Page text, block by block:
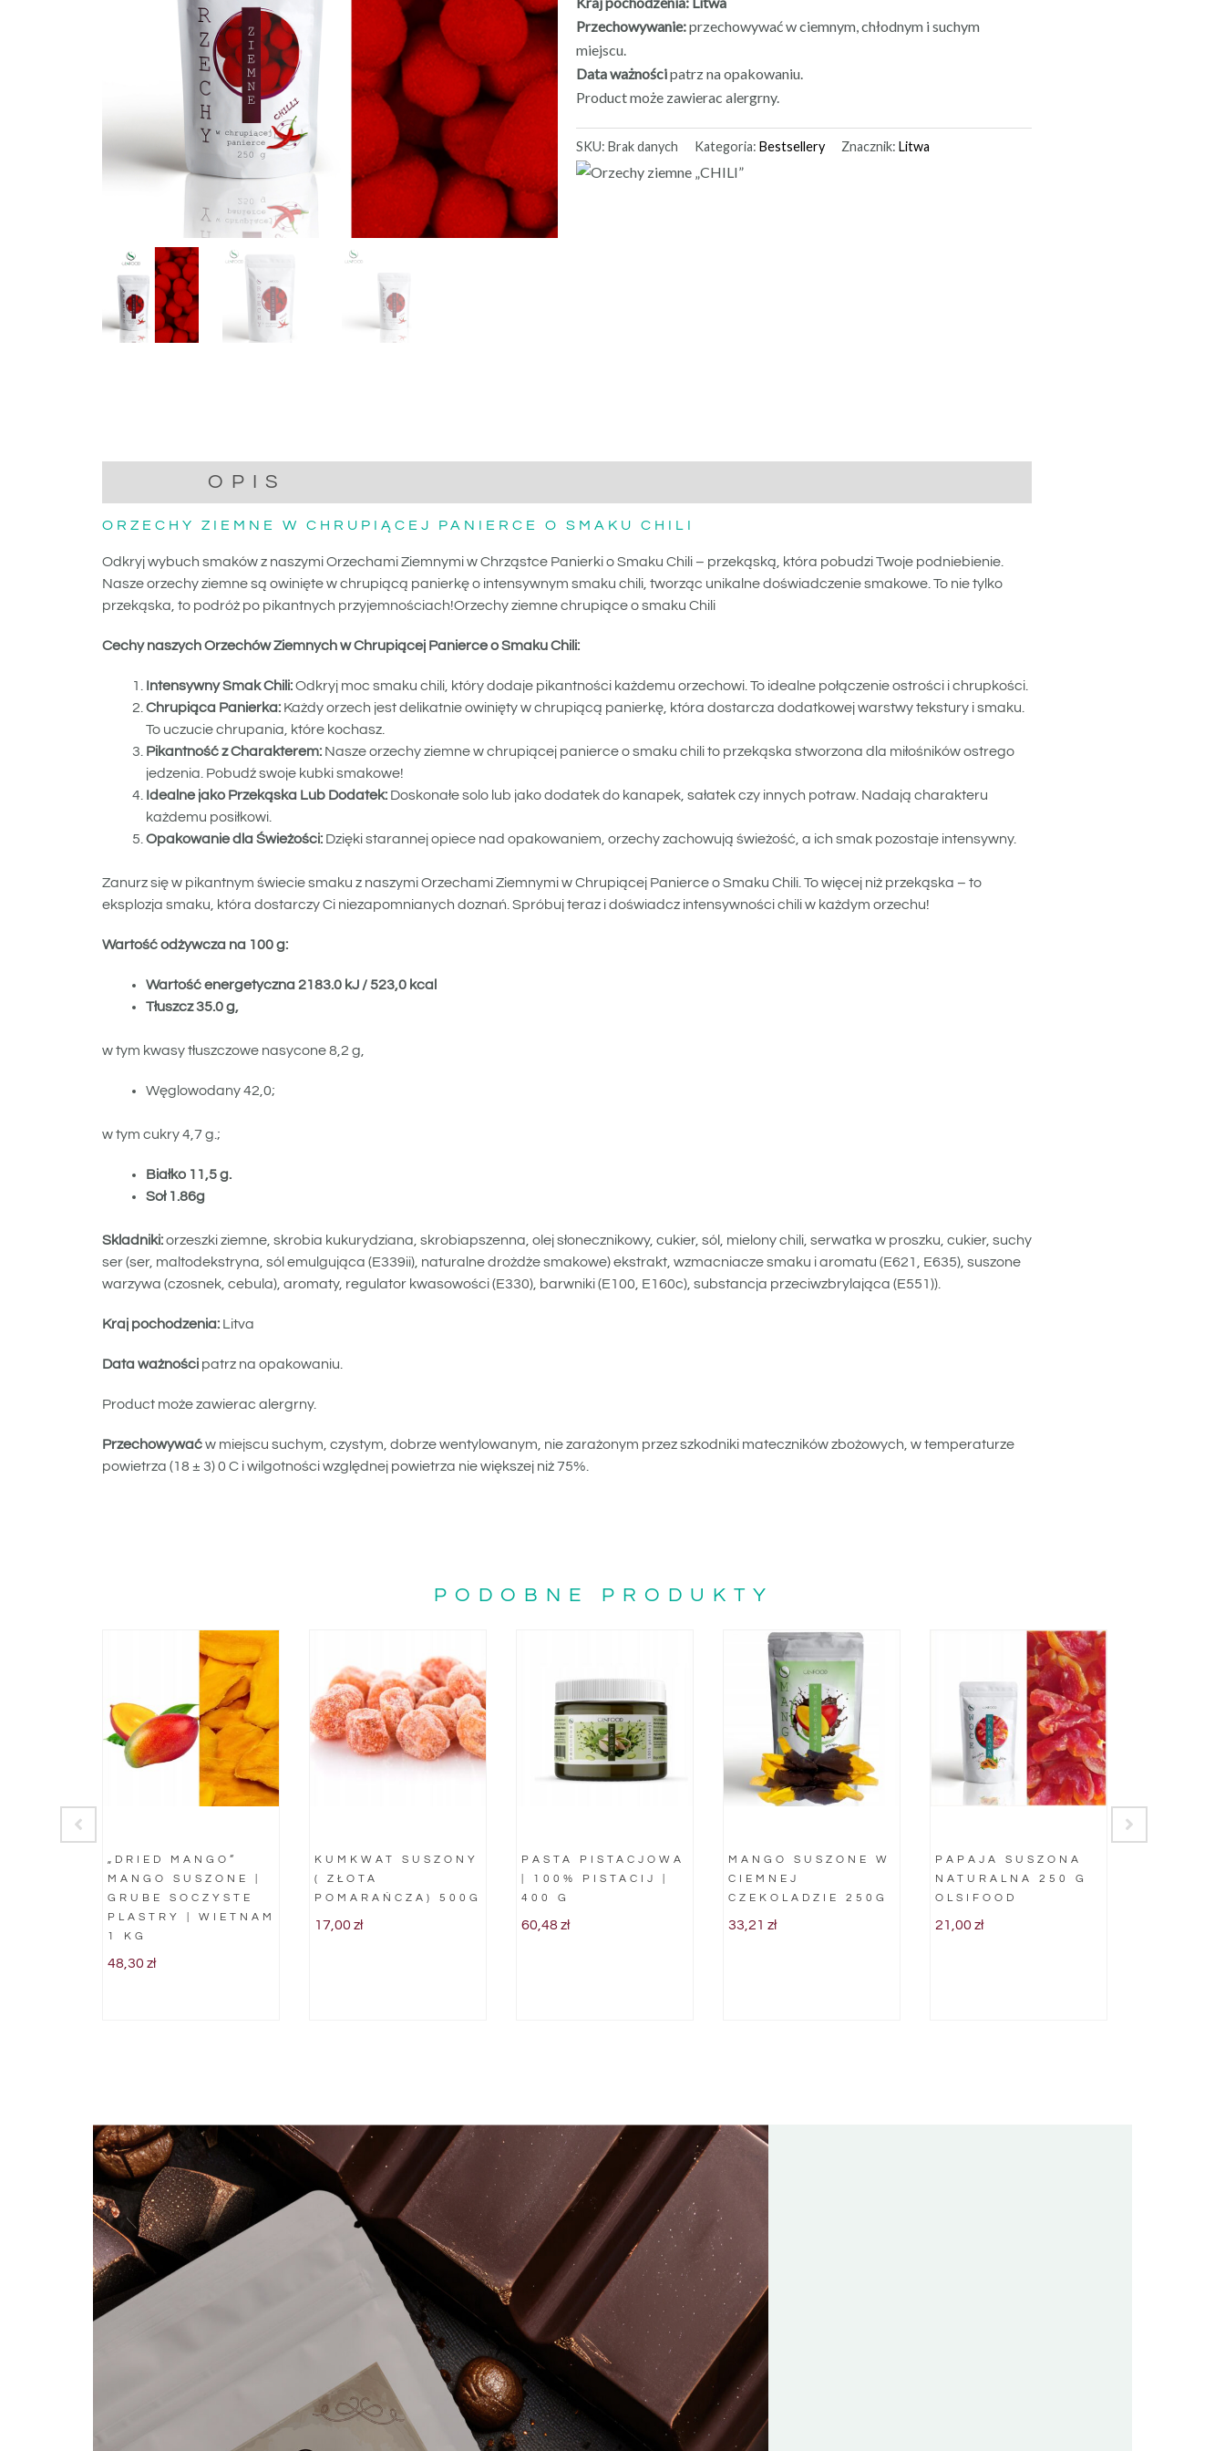
Przechowywanie:przechowywać w ciemnym, chłodnym i suchym
miejscu.
Data ważnościpatrz na opakowaniu.
Product może zawierac alergrny.
SKU: Brak danych Kategoria: Bestsellery Znacznik: Litwa
OPIS
ORZECHY ZIEMNE W CHRUPIĄCEJ PANIERCE O SMAKU CHILI
Odkryj wybuch smaków z naszymi Orzechami Ziemnymi w Chrząstce Panierki o Smaku Chili – przekąską, która pobudzi Twoje podniebienie.
Nasze orzechy ziemne są owinięte w chrupiącą panierkę o intensywnym smaku chili, tworząc unikalne doświadczenie smakowe. To nie tylko
przekąska, to podróż po pikantnych przyjemnościach!Orzechy ziemne chrupiące o smaku Chili
Cechy naszych Orzechów Ziemnych w Chrupiącej Panierce o Smaku Chili:
Intensywny Smak Chili:Odkryj moc smaku chili, który dodaje pikantności każdemu orzechowi. To idealne połączenie ostrości i chrupkości.
Chrupiąca Panierka: Każdy orzech jest delikatnie owinięty w chrupiącą panierkę, która dostarcza dodatkowej warstwy tekstury i smaku.
To uczucie chrupania, które kochasz.
Pikantność z Charakterem: Nasze orzechy ziemne w chrupiącej panierce o smaku chili to przekąska stworzona dla miłośników ostrego
jedzenia. Pobudź swoje kubki smakowe!
Idealne jako Przekąska Lub Dodatek: Doskonałe solo lub jako dodatek do kanapek, sałatek czy innych potraw. Nadają charakteru
każdemu posiłkowi.
Opakowanie dla Świeżości: Dzięki starannej opiece nad opakowaniem, orzechy zachowują świeżość, a ich smak pozostaje intensywny.
Zanurz się w pikantnym świecie smaku z naszymi Orzechami Ziemnymi w Chrupiącej Panierce o Smaku Chili. To więcej niż przekąska – to
eksplozja smaku, która dostarczy Ci niezapomnianych doznań. Spróbuj teraz i doświadcz intensywności chili w każdym orzechu!
Wartość odżywcza na 100 g:
Wartość energetyczna 2183.0 kJ / 523,0 kcal
Tłuszcz 35.0 g,
w tym kwasy tłuszczowe nasycone 8,2 g,
Węglowodany 42,0;
w tym cukry 4,7 g.;
Białko 11,5 g.
Soł 1.86g
Skladniki:orzeszki ziemne, skrobia kukurydziana, skrobiapszenna, olej słonecznikowy, cukier, sól, mielony chili, serwatka w proszku, cukier, suchy
ser (ser, maltodekstryna, sól emulgująca (E339ii), naturalne drożdże smakowe) ekstrakt, wzmacniacze smaku i aromatu (E621, E635), suszone
warzywa (czosnek, cebula), aromaty, regulator kwasowości (E330), barwniki (E100, E160c), substancja przeciwzbrylająca (E551)).
Kraj pochodzenia: Litva
Data ważności patrz na opakowaniu.
Product może zawierac alergrny.
Przechowywaćw miejscu suchym, czystym, dobrze wentylowanym, nie zarażonym przez szkodniki mateczników zbożowych, w temperaturze
powietrza (18 ± 3) 0 C i wilgotności względnej powietrza nie większej niż 75%.
PODOBNE PRODUKTY
„DRIED MANGO”
MANGO SUSZONE |
GRUBE SOCZYSTE
PLASTRY | WIETNAM
1 KG
48,30 zł
KUMKWAT SUSZONY
( ZŁOTA
POMARAŃCZA) 500G
17,00 zł
PASTA PISTACJOWA
| 100% PISTACIJ |
400 G
60,48 zł
MANGO SUSZONE W
CIEMNEJ
CZEKOLADZIE 250G
33,21 zł
PAPAJA SUSZONA
NATURALNA 250 G
OLSIFOOD
21,00 zł